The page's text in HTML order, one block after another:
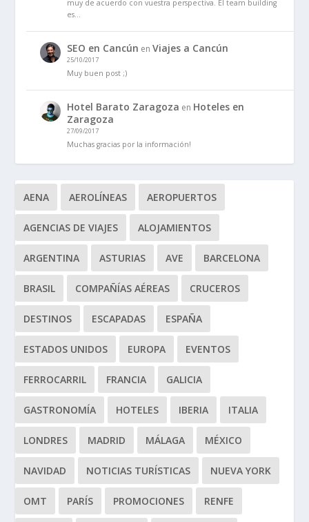
muy de acuerdo con vuestra perspectiva. El team building
es…
SEO en Cancún enViajes a Cancún
25/10/2017
Muy buen post ;)
Hotel Barato Zaragoza en Hoteles en
Zaragoza
27/09/2017
Muchas gracias por la información!
AENA AEROLÍNEAS AEROPUERTOS
AGENCIAS DE VIAJES ALOJAMIENTOS
ARGENTINA ASTURIAS AVE BARCELONA
BRASIL COMPAÑÍAS AÉREAS CRUCEROS
DESTINOS ESCAPADAS ESPAÑA
ESTADOS UNIDOS EUROPA EVENTOS
FERROCARRIL FRANCIA GALICIA
GASTRONOMÍA HOTELES IBERIA ITALIA
LONDRES MADRID MÁLAGA MÉXICO
NAVIDAD NOTICIAS TURÍSTICAS NUEVA YORK
OMT PARÍS PROMOCIONES RENFE